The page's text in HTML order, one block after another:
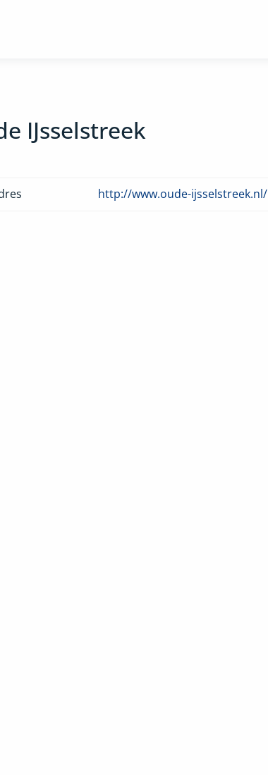
IJsselstreek
http://www.oude-ijsselstreek.nl/